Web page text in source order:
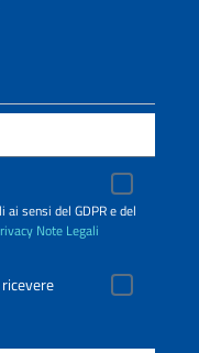
sensi del GDPR e del
Note Legali